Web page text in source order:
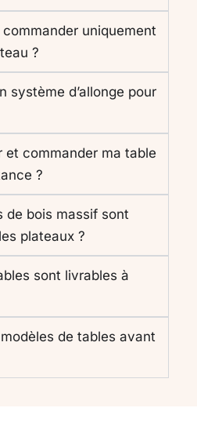
uniquement
?
système d’allonge pour
et commander ma table
?
de bois massif sont
plateaux ?
sont livrables à
de tables avant